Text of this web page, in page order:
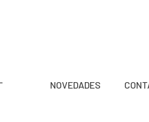
NOVEDADES